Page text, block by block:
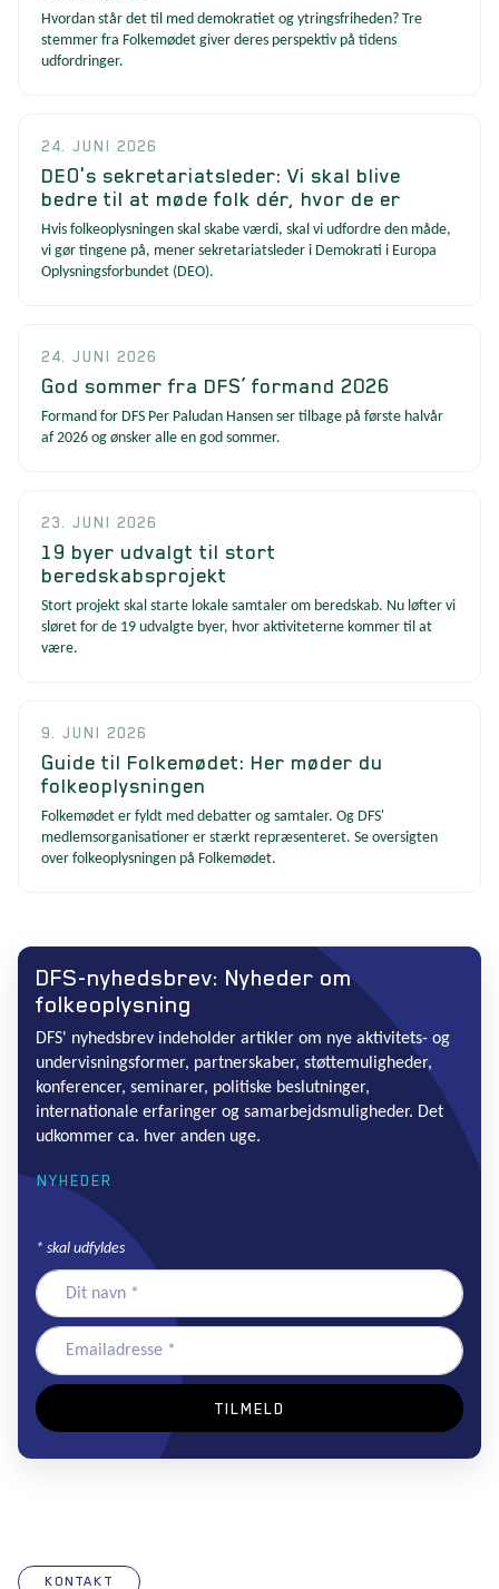
Hvordan står det til med demokratiet og ytringsfriheden? Tre
stemmer fra Folkemødet giver deres perspektiv på tidens
udfordringer.
24. JUNI 2026
DEO's sekretariatsleder: Vi skal blive
bedre til at møde folk dér, hvor de er
Hvis folkeoplysningen skal skabe værdi, skal vi udfordre den måde,
vi gør tingene på, mener sekretariatsleder i Demokrati i Europa
Oplysningsforbundet (DEO).
24. JUNI 2026
God sommer fra DFS’ formand 2026
Formand for DFS Per Paludan Hansen ser tilbage på første halvår
af 2026 og ønsker alle en god sommer.
23. JUNI 2026
19 byer udvalgt til stort
beredskabsprojekt
Stort projekt skal starte lokale samtaler om beredskab. Nu løfter vi
sløret for de 19 udvalgte byer, hvor aktiviteterne kommer til at
være.
9. JUNI 2026
Guide til Folkemødet: Her møder du
folkeoplysningen
Folkemødet er fyldt med debatter og samtaler. Og DFS'
medlemsorganisationer er stærkt repræsenteret. Se oversigten
over folkeoplysningen på Folkemødet.
DFS-nyhedsbrev: Nyheder om
folkeoplysning
DFS' nyhedsbrev indeholder artikler om nye aktivitets- og
undervisningsformer, partnerskaber, støttemuligheder,
konferencer, seminarer, politiske beslutninger,
internationale erfaringer og samarbejdsmuligheder. Det
udkommer ca. hver anden uge.
NYHEDER
* skal udfyldes
KONTAKT